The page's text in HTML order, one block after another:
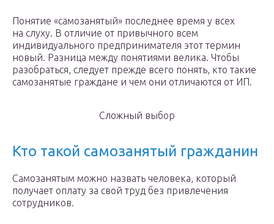
Понятие «самозанятый» последнее время у всех
на слуху. В отличие от привычного всем
индивидуального предпринимателя этот термин
новый. Разница между понятиями велика. Чтобы
разобраться, следует прежде всего понять, кто такие
самозанятые граждане и чем они отличаются от ИП.
Сложный выбор
Кто такой самозанятый гражданин
Самозанятым можно назвать человека, который
получает оплату за свой труд без привлечения
сотрудников.